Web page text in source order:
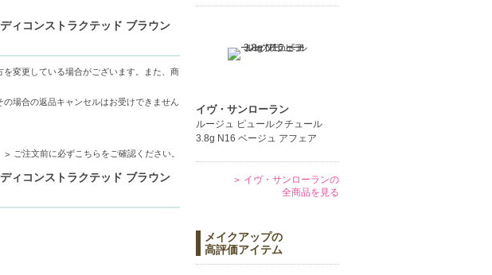
#6レジェンダリー ゴールド、#10
由自在なメイクが可能
ィコンストラクテッド ブラウン
変更している場合がございます。また、商
場合の返品キャンセルはお受けできません
ご注文前に必ずこちらをご確認ください。
ィコンストラクテッド ブラウン
イヴ・サンローラン
ルージュ ピュールクチュール
3.8g N16 ベージュ アフェア
イヴ・サンローランの
全商品を見る
メイクアップの
高評価アイテム